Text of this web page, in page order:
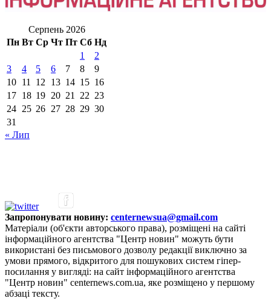
Серпень 2026
Пн Вт Ср Чт Пт Сб Нд
1
2
3
4 5 6 7 8
9
10 11 12 13 14 15 16
17 18 19 20 21 22 23
24 25 26 27 28 29 30
31
« Лип
Запропонувати новину: centernewsua@gmail.com
Матеріали (об'єкти авторського права), розміщені на сайті
інформаційного агентства "Центр новин" можуть бути
використані без письмового дозволу редакції виключно за
умови прямого, відкритого для пошукових систем гіпер-
посилання у вигляді: на сайт інформаційного агентства
"Центр новин" centernews.com.ua, яке розміщено у першому
абзаці тексту.